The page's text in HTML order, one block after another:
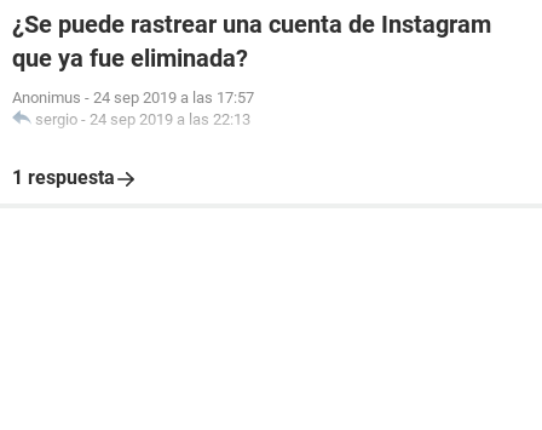
¿Se puede rastrear una cuenta de Instagram
que ya fue eliminada?
Anonimus - 24 sep 2019 a las 17:57
sergio - 24 sep 2019 a las 22:13
1 respuesta